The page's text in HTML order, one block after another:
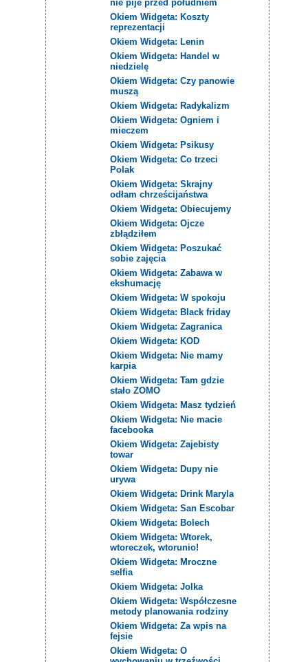
nie pije przed południem
Okiem Widgeta: Koszty
reprezentacji
Okiem Widgeta: Lenin
Okiem Widgeta: Handel w
niedzielę
Okiem Widgeta: Czy panowie
muszą
Okiem Widgeta: Radykalizm
Okiem Widgeta: Ogniem i
mieczem
Okiem Widgeta: Psikusy
Okiem Widgeta: Co trzeci
Polak
Okiem Widgeta: Skrajny
odłam chrześcijaństwa
Okiem Widgeta: Obiecujemy
Okiem Widgeta: Ojcze
zbłądziłem
Okiem Widgeta: Poszukać
sobie zajęcia
Okiem Widgeta: Zabawa w
ekshumację
Okiem Widgeta: W spokoju
Okiem Widgeta: Black friday
Okiem Widgeta: Zagranica
Okiem Widgeta: KOD
Okiem Widgeta: Nie mamy
karpia
Okiem Widgeta: Tam gdzie
stało ZOMO
Okiem Widgeta: Masz tydzień
Okiem Widgeta: Nie macie
facebooka
Okiem Widgeta: Zajebisty
towar
Okiem Widgeta: Dupy nie
urywa
Okiem Widgeta: Drink Maryla
Okiem Widgeta: San Escobar
Okiem Widgeta: Bolech
Okiem Widgeta: Wtorek,
wtoreczek, wtorunio!
Okiem Widgeta: Mroczne
selfia
Okiem Widgeta: Jolka
Okiem Widgeta: Współczesne
metody planowania rodziny
Okiem Widgeta: Za wpis na
fejsie
Okiem Widgeta: O